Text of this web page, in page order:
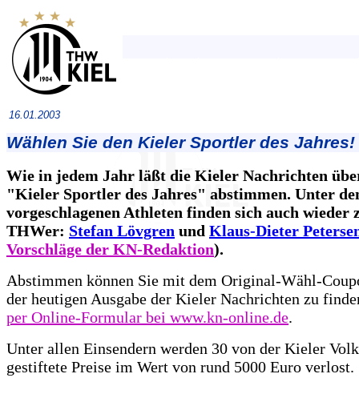
16.01.2003
Wählen Sie den Kieler Sportler des Jahres!
Wie in jedem Jahr läßt die Kieler Nachrichten
"Kieler Sportler des Jahres" abstimmen. Unter
vorgeschlagenen Athleten finden sich auch wieder
THWer: Stefan Lövgren und Klaus-Dieter
Vorschläge der KN-Redaktion).
Abstimmen können Sie mit dem Original-Wähl-
der heutigen Ausgabe der Kieler Nachrichten zu
per Online-Formular bei www.kn-online.de.
Unter allen Einsendern werden 30 von der Kieler
gestiftete Preise im Wert von rund 5000 Euro verlost.